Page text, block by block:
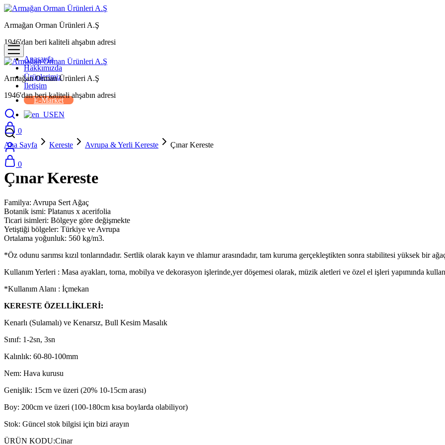
Armağan Orman Ürünleri A.Ş
1946'dan beri kaliteli ahşabın adresi
Anasayfa
Hakkımızda
Ürünlerimiz
İletişim
E-Market
EN
0
Armağan Orman Ürünleri A.Ş
1946'dan beri kaliteli ahşabın adresi
0
Ana Sayfa
Kereste Avrupa & Yerli Kereste Çınar Kereste
Çınar Kereste
Familya: Avrupa Sert Ağaç
Botanik ismi: Platanus x acerifolia
Ticari isimleri: Bölgeye göre değişmekte
Yetiştiği bölgeler: Türkiye ve Avrupa
Ortalama yoğunluk: 560 kg/m3.
*Öz odunu sarımsı kızıl tonlarındadır. Sertlik olarak kayın ve ıhlamur arasındadır, tam kuruma gerçekleştikten sonra stabilitesi yüksek bir
Kullanım Yerleri : Masa ayakları, torna, mobilya ve dekorasyon işlerinde,yer döşemesi olarak, müzik aletleri ve özel el işleri yapımında
*Kullanım Alanı : İçmekan
KERESTE ÖZELLİKLERİ:
Kenarlı (Sulamalı) ve Kenarsız, Bull Kesim Masalık
Sınıf: 1-2sn, 3sn
Kalınlık: 60-80-100mm
Nem: Hava kurusu
Genişlik: 15cm ve üzeri (20% 10-15cm arası)
Boy: 200cm ve üzeri (100-180cm kısa boylarda olabiliyor)
Stok: Güncel stok bilgisi için bizi arayın
ÜRÜN KODU:Cinar